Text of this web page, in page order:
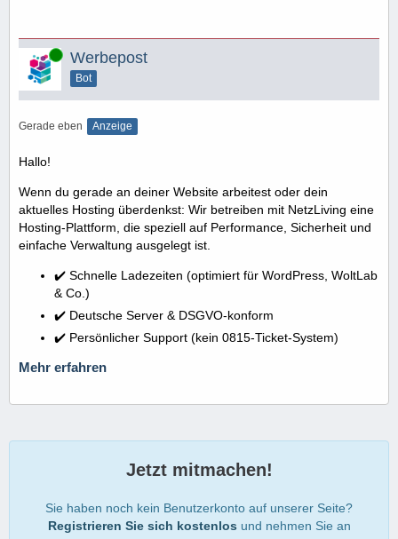
Online Werbepost
Bot
Gerade eben Anzeige
Hallo!
Wenn du gerade an deiner Website arbeitest oder dein
aktuelles Hosting überdenkst: Wir betreiben mit NetzLiving eine
Hosting-Plattform, die speziell auf Performance, Sicherheit und
einfache Verwaltung ausgelegt ist.
✔️ Schnelle Ladezeiten (optimiert für WordPress, WoltLab
& Co.)
✔️ Deutsche Server & DSGVO-konform
✔️ Persönlicher Support (kein 0815-Ticket-System)
Mehr erfahren
Jetzt mitmachen!
Sie haben noch kein Benutzerkonto auf unserer Seite?
Registrieren Sie sich kostenlos und nehmen Sie an